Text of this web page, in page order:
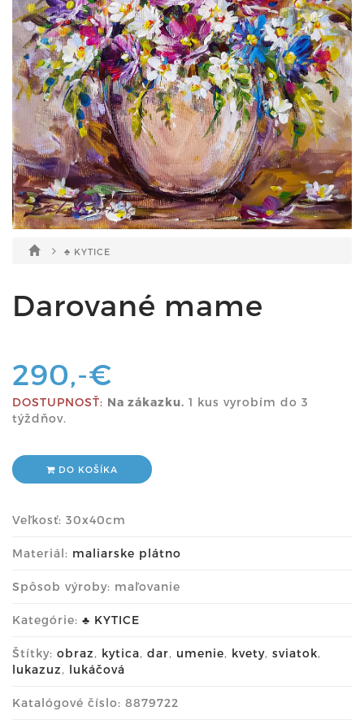
♣ KYTICE
Darované mame
290,-€
DOSTUPNOSŤ: Na zákazku. 1 kus vyrobím do 3
týždňov.
DO KOŠÍKA
Veľkosť: 30x40cm
Materiál: maliarske plátno
Spôsob výroby: maľovanie
Kategórie: ♣ KYTICE
Štítky: obraz, kytica, dar, umenie, kvety, sviatok,
lukazuz, lukáčová
Katalógové číslo: 8879722